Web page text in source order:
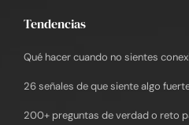
Tendencias
Qué hacer cuando no sientes
26 señales de que siente algo
200+ preguntas de verdad o reto